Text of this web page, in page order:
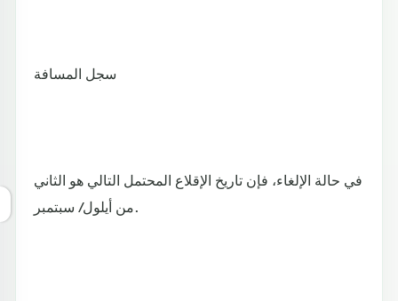
سجل المسافة
في حالة الإلغاء، فإن تاريخ الإقلاع المحتمل التالي هو الثاني
من أيلول/ سبتمبر.